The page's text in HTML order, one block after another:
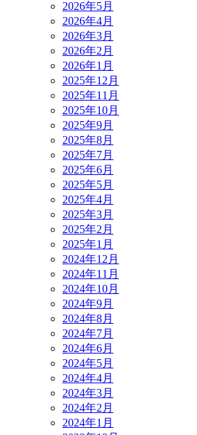
2026年5月
2026年4月
2026年3月
2026年2月
2026年1月
2025年12月
2025年11月
2025年10月
2025年9月
2025年8月
2025年7月
2025年6月
2025年5月
2025年4月
2025年3月
2025年2月
2025年1月
2024年12月
2024年11月
2024年10月
2024年9月
2024年8月
2024年7月
2024年6月
2024年5月
2024年4月
2024年3月
2024年2月
2024年1月